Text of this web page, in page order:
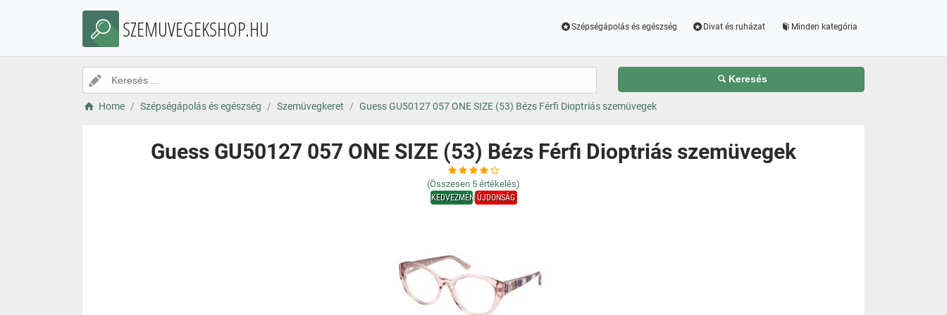
SZEMUVEGEKSHOP.HU Szépségápolás és egészség Divat és ruházat Minden kategória
Keresés
Home Szépségápolás és egészség Szemüvegkeret Guess GU50127 057 ONE SIZE (53) Bézs Férfi Dioptriás szemüvegek
Guess GU50127 057 ONE SIZE (53) Bézs Férfi Dioptriás szemüvegek
(Összesen 5 értékelés)
KEDVEZMÉNYÚJDONSÁG